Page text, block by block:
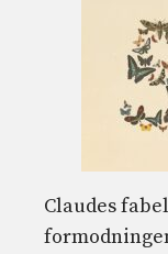
Claudes